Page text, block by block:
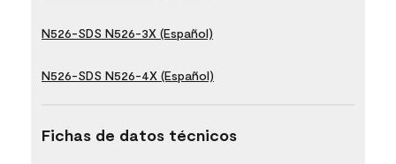
N526-SDS N526-3X (Español)
N526-SDS N526-4X (Español)
Fichas de datos técnicos